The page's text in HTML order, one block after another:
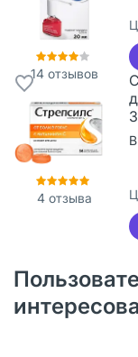
14отзывов
4отзыва